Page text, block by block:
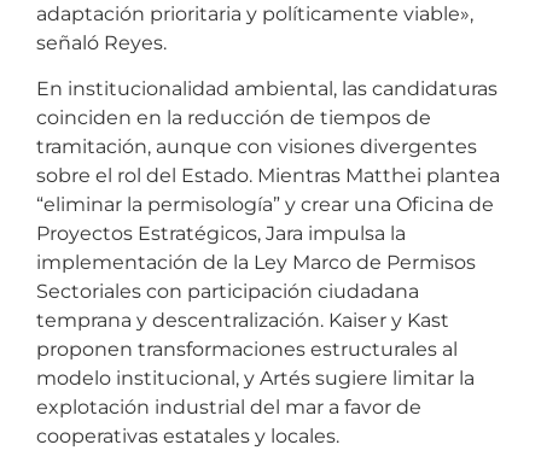
adaptación prioritaria y políticamente viable»,
señaló Reyes.
En institucionalidad ambiental, las candidaturas
coinciden en la reducción de tiempos de
tramitación, aunque con visiones divergentes
sobre el rol del Estado. Mientras Matthei plantea
“eliminar la permisología” y crear una Oficina de
Proyectos Estratégicos, Jara impulsa la
implementación de la Ley Marco de Permisos
Sectoriales con participación ciudadana
temprana y descentralización. Kaiser y Kast
proponen transformaciones estructurales al
modelo institucional, y Artés sugiere limitar la
explotación industrial del mar a favor de
cooperativas estatales y locales.